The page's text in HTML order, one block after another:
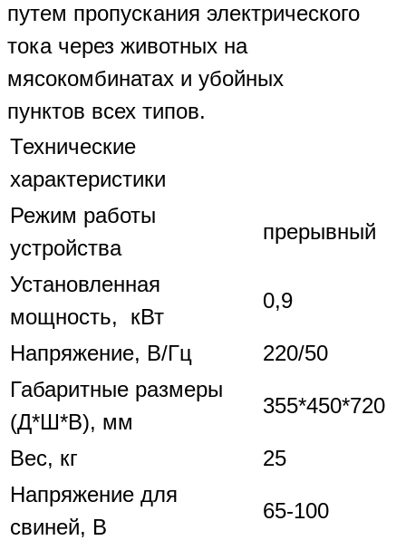
путем пропускания электрического
тока через животных на
мясокомбинатах и убойных
пунктов всех типов.
Технические
характеристики
Режим работы
устройства
прерывный
Установленная
мощность, кВт
0,9
Напряжение, В/Гц
220/50
Габаритные размеры
(Д*Ш*В), мм
355*450*720
Bec, кг
25
Напряжение для
свиней, В
65-100